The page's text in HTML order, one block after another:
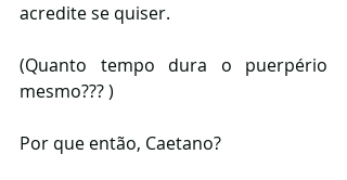
acredite se quiser.
(Quanto tempo dura o puerpério
mesmo??? )
Por que então, Caetano?